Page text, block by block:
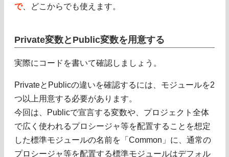
で、どこからでも使えます。
Private変数とPublic変数を用意する
実際にコードを書いて確認しましょう。
PrivateとPublicの違いを確認するには、モジュールを2
つ以上用意する必要があります。
今回は、Publicで宣言する変数や、プロジェクト全体
で広く使われるプロシージャ等を配置することを想定
した標準モジュールの名前を「Common」に、通常の
プロシージャ等を配置する標準モジュールはデフォル